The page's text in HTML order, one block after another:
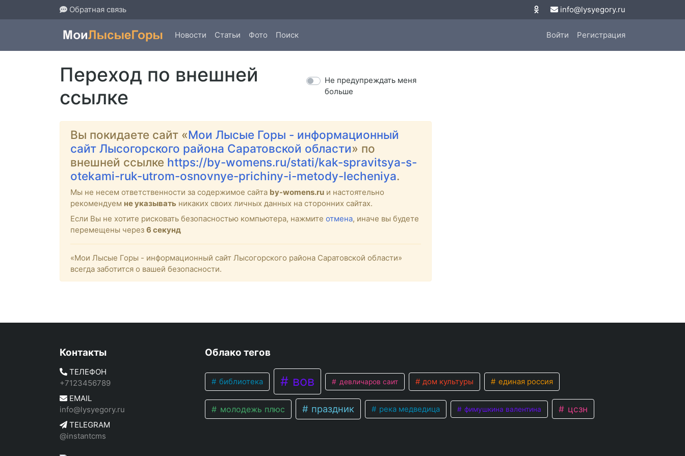
Обратная связь info@lysyegory.ru
Новости Статьи Фото Поиск Войти Регистрация
Переход по внешней
ссылке
Не предупреждать меня
больше
Вы покидаете сайт «Мои Лысые Горы - информационный
сайт Лысогорского района Саратовской области» по
внешней ссылке https://by-womens.ru/stati/kak-spravitsya-s-
otekami-ruk-utrom-osnovnye-prichiny-i-metody-lecheniya.
Мы не несем ответственности за содержимое сайта by-womens.ru и настоятельно
рекомендуем не указывать никаких своих личных данных на сторонних сайтах.
Если Вы не хотите рисковать безопасностью компьютера, нажмите отмена, иначе вы будете
перемещены через 6 секунд
«Мои Лысые Горы - информационный сайт Лысогорского района Саратовской области»
всегда заботится о вашей безопасности.
Контакты
ТЕЛЕФОН
+7123456789
EMAIL
info@lysyegory.ru
TELEGRAM
@instantcms
Облако тегов
библиотека вов девличаров саит дом культуры единая россия
молодежь плюс праздник река медведица фимушкина валентина цсзн